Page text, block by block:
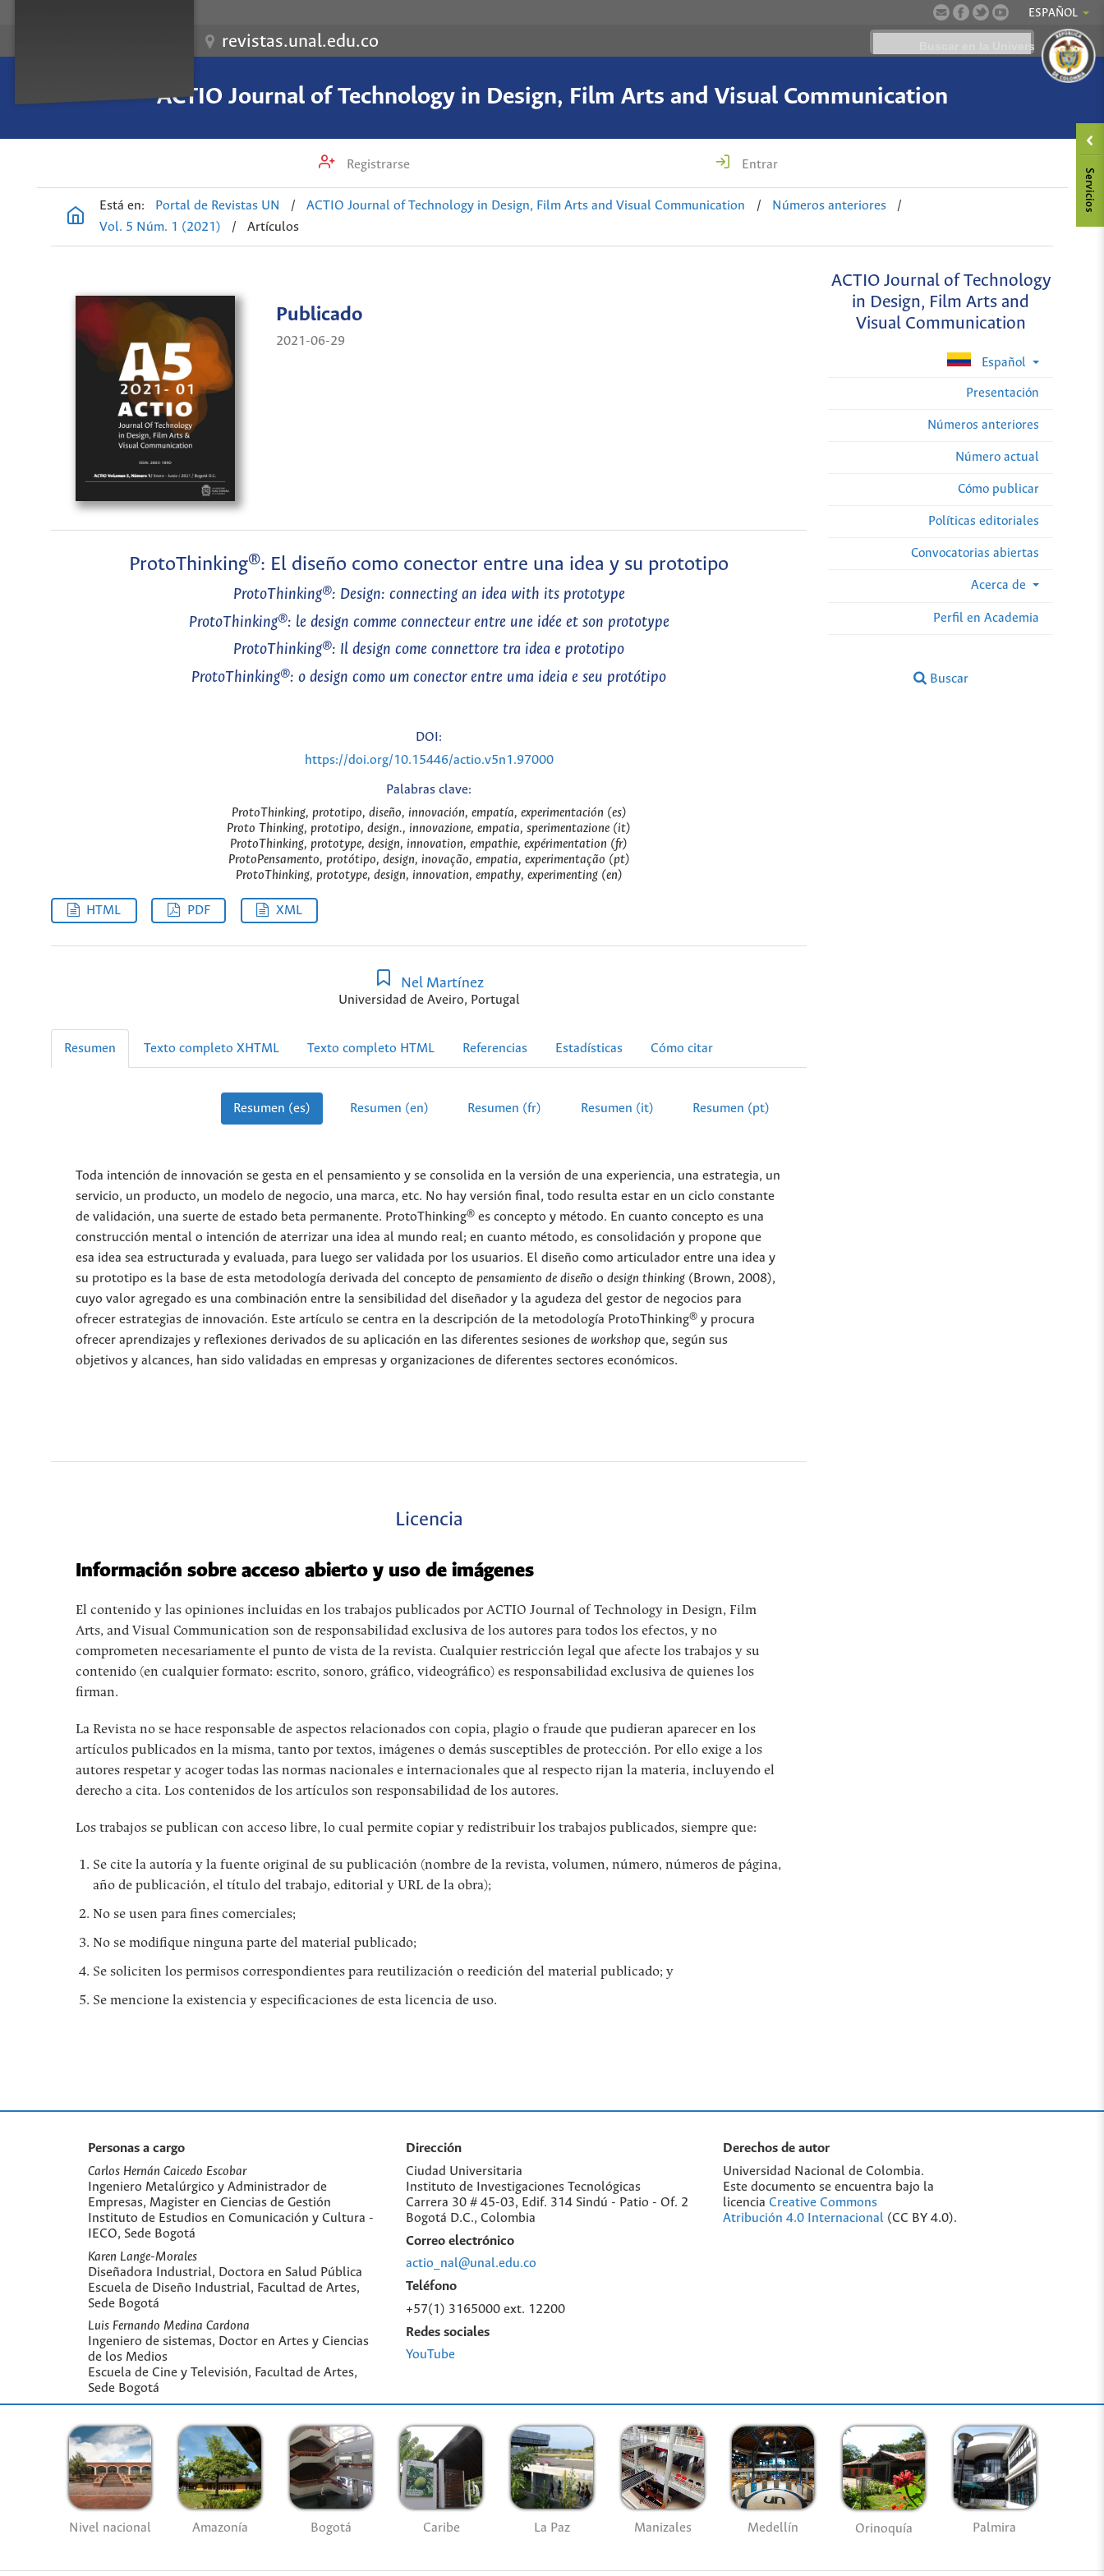
ESPAÑOL
revistas.unal.edu.co
ACTIO Journal of Technology in Design, Film Arts and Visual Communication
Registrarse Entrar
Está en: Portal de Revistas UN / ACTIO Journal of Technology in Design, Film Arts and Visual Communication / Números anteriores
/
Vol. 5 Núm. 1 (2021)
/ Artículos
ACTIO Journal of Technology
in Design, Film Arts and
Visual Communication
Español
Presentación
Números anteriores
Número actual
Cómo publicar
Políticas editoriales
Convocatorias abiertas
Acerca de
Perfil en Academia
Buscar
Publicado
2021-06-29
ProtoThinking®: El diseño como conector entre una idea y su prototipo
ProtoThinking®: Design: connecting an idea with its prototype
ProtoThinking®: le design comme connecteur entre une idée et son prototype
ProtoThinking®: Il design come connettore tra idea e prototipo
ProtoThinking®: o design como um conector entre uma ideia e seu protótipo
DOI:
https://doi.org/10.15446/actio.v5n1.97000
Palabras clave:
ProtoThinking, prototipo, diseño, innovación, empatía, experimentación (es)
Proto Thinking, prototipo, design., innovazione, empatia, sperimentazione (it)
ProtoThinking, prototype, design, innovation, empathie, expérimentation (fr)
ProtoPensamento, protótipo, design, inovação, empatia, experimentação (pt)
ProtoThinking, prototype, design, innovation, empathy, experimenting (en)
HTML PDF XML
Nel Martínez
Universidad de Aveiro, Portugal
Resumen Texto completo XHTML Texto completo HTML Referencias Estadísticas Cómo citar
Resumen (es) Resumen (en) Resumen (fr) Resumen (it) Resumen (pt)
Toda intención de innovación se gesta en el pensamiento y se consolida en la versión de una experiencia, una estrategia, un
servicio, un producto, un modelo de negocio, una marca, etc. No hay versión final, todo resulta estar en un ciclo constante
de validación, una suerte de estado beta permanente. ProtoThinking® es concepto y método. En cuanto concepto es una
construcción mental o intención de aterrizar una idea al mundo real; en cuanto método, es consolidación y propone que
esa idea sea estructurada y evaluada, para luego ser validada por los usuarios. El diseño como articulador entre una idea y
su prototipo es la base de esta metodología derivada del concepto de pensamiento de diseño o design thinking (Brown, 2008),
cuyo valor agregado es una combinación entre la sensibilidad del diseñador y la agudeza del gestor de negocios para
ofrecer estrategias de innovación. Este artículo se centra en la descripción de la metodología ProtoThinking® y procura
ofrecer aprendizajes y reflexiones derivados de su aplicación en las diferentes sesiones de workshop que, según sus
objetivos y alcances, han sido validadas en empresas y organizaciones de diferentes sectores económicos.
Licencia
Información sobre acceso abierto y uso de imágenes
El contenido y las opiniones incluidas en los trabajos publicados por ACTIO Journal of Technology in Design, Film
Arts, and Visual Communication son de responsabilidad exclusiva de los autores para todos los efectos, y no
comprometen necesariamente el punto de vista de la revista. Cualquier restricción legal que afecte los trabajos y su
contenido (en cualquier formato: escrito, sonoro, gráfico, videográfico) es responsabilidad exclusiva de quienes los
firman.
La Revista no se hace responsable de aspectos relacionados con copia, plagio o fraude que pudieran aparecer en los
artículos publicados en la misma, tanto por textos, imágenes o demás susceptibles de protección. Por ello exige a los
autores respetar y acoger todas las normas nacionales e internacionales que al respecto rijan la materia, incluyendo el
derecho a cita. Los contenidos de los artículos son responsabilidad de los autores.
Los trabajos se publican con acceso libre, lo cual permite copiar y redistribuir los trabajos publicados, siempre que:
Se cite la autoría y la fuente original de su publicación (nombre de la revista, volumen, número, números de página,
año de publicación, el título del trabajo, editorial y URL de la obra);
No se usen para fines comerciales;
No se modifique ninguna parte del material publicado;
Se soliciten los permisos correspondientes para reutilización o reedición del material publicado; y
Se mencione la existencia y especificaciones de esta licencia de uso.
Personas a cargo
Carlos Hernán Caicedo Escobar
Ingeniero Metalúrgico y Administrador de
Empresas, Magister en Ciencias de Gestión
Instituto de Estudios en Comunicación y Cultura -
IECO, Sede Bogotá
Karen Lange-Morales
Diseñadora Industrial, Doctora en Salud Pública
Escuela de Diseño Industrial, Facultad de Artes,
Sede Bogotá
Luis Fernando Medina Cardona
Ingeniero de sistemas, Doctor en Artes y Ciencias
de los Medios
Escuela de Cine y Televisión, Facultad de Artes,
Sede Bogotá
Dirección
Ciudad Universitaria
Instituto de Investigaciones Tecnológicas
Carrera 30 # 45-03, Edif. 314 Sindú - Patio - Of. 2
Bogotá D.C., Colombia
Correo electrónico
actio_nal@unal.edu.co
Teléfono
+57(1) 3165000 ext. 12200
Redes sociales
YouTube
Derechos de autor
Universidad Nacional de Colombia.
Este documento se encuentra bajo la
licenciaCreative Commons
Atribución 4.0 Internacional (CC BY 4.0).
Nivel nacional Amazonía Bogotá Caribe La Paz Manizales Medellín Orinoquía Palmira